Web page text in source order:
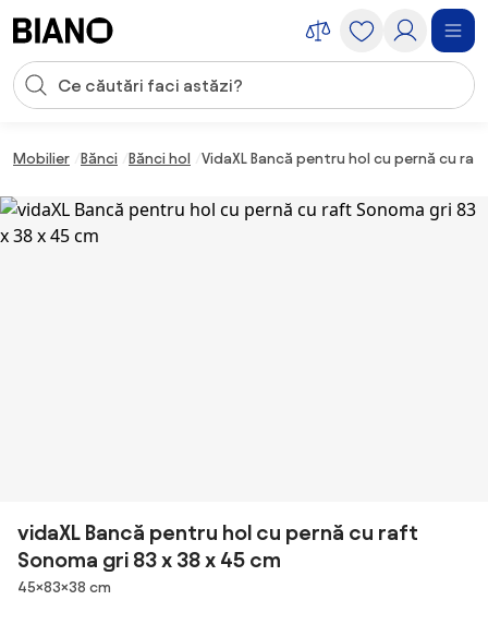
Introducerea căutării
Mobilier Bănci Bănci hol VidaXL Bancă pentru hol cu pernă cu
vidaXL Bancă pentru hol cu pernă cu raft
Sonoma gri 83 x 38 x 45 cm
Dimensiuni
45×83×38 cm